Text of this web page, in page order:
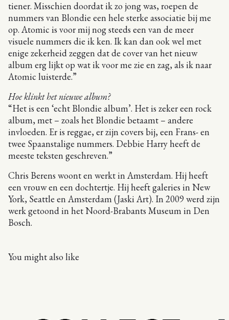
tiener. Misschien doordat ik zo jong was, roepen de
nummers van Blondie een hele sterke associatie bij me
op. Atomic is voor mij nog steeds een van de meer
visuele nummers die ik ken. Ik kan dan ook wel met
enige zekerheid zeggen dat de cover van het nieuw
album erg lijkt op wat ik voor me zie en zag, als ik naar
Atomic luisterde.”
Hoe klinkt het nieuwe album?
“Het is een ‘echt Blondie album’. Het is zeker een rock
album, met – zoals het Blondie betaamt – andere
invloeden. Er is reggae, er zijn covers bij, een Frans- en
twee Spaanstalige nummers. Debbie Harry heeft de
meeste teksten geschreven.”
Chris Berens woont en werkt in Amsterdam. Hij heeft
een vrouw en een dochtertje. Hij heeft galeries in New
York, Seattle en Amsterdam (Jaski Art). In 2009 werd zijn
werk getoond in het Noord-Brabants Museum in Den
Bosch.
You might also like